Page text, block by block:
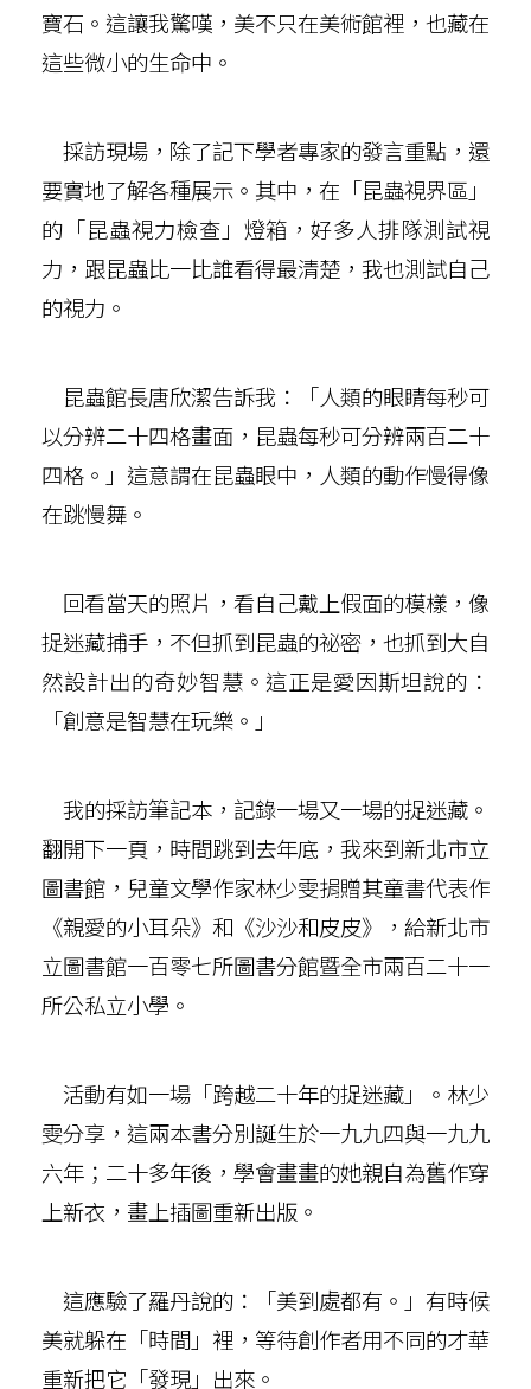
寶石。這讓我驚嘆，美不只在美術館裡，也藏在
這些微小的生命中。
採訪現場，除了記下學者專家的發言重點，還
要實地了解各種展示。其中，在「昆蟲視界區」
的「昆蟲視力檢查」燈箱，好多人排隊測試視
力，跟昆蟲比一比誰看得最清楚，我也測試自己
的視力。
昆蟲館長唐欣潔告訴我：「人類的眼睛每秒可
以分辨二十四格畫面，昆蟲每秒可分辨兩百二十
四格。」這意謂在昆蟲眼中，人類的動作慢得像
在跳慢舞。
回看當天的照片，看自己戴上假面的模樣，像
捉迷藏捕手，不但抓到昆蟲的祕密，也抓到大自
然設計出的奇妙智慧。這正是愛因斯坦說的：
「創意是智慧在玩樂。」
我的採訪筆記本，記錄一場又一場的捉迷藏。
翻開下一頁，時間跳到去年底，我來到新北市立
圖書館，兒童文學作家林少雯捐贈其童書代表作
《親愛的小耳朵》和《沙沙和皮皮》，給新北市
立圖書館一百零七所圖書分館暨全市兩百二十一
所公私立小學。
活動有如一場「跨越二十年的捉迷藏」。林少
雯分享，這兩本書分別誕生於一九九四與一九九
六年；二十多年後，學會畫畫的她親自為舊作穿
上新衣，畫上插圖重新出版。
這應驗了羅丹說的：「美到處都有。」有時候
美就躲在「時間」裡，等待創作者用不同的才華
重新把它「發現」出來。